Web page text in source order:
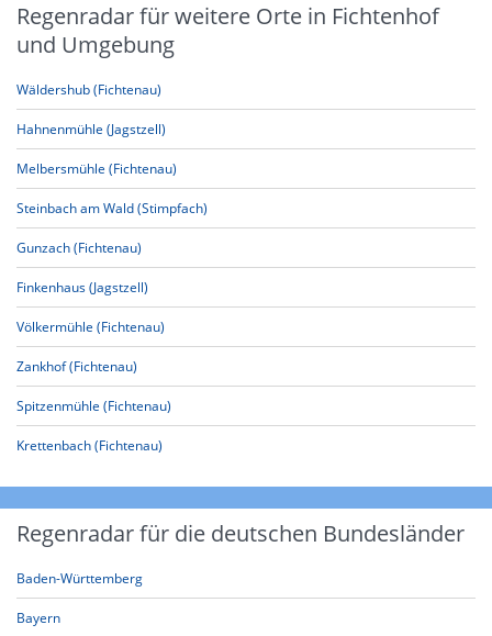
Regenradar für weitere Orte in Fichtenhof
und Umgebung
Wäldershub (Fichtenau)
Hahnenmühle (Jagstzell)
Melbersmühle (Fichtenau)
Steinbach am Wald (Stimpfach)
Gunzach (Fichtenau)
Finkenhaus (Jagstzell)
Völkermühle (Fichtenau)
Zankhof (Fichtenau)
Spitzenmühle (Fichtenau)
Krettenbach (Fichtenau)
Regenradar für die deutschen Bundesländer
Baden-Württemberg
Bayern